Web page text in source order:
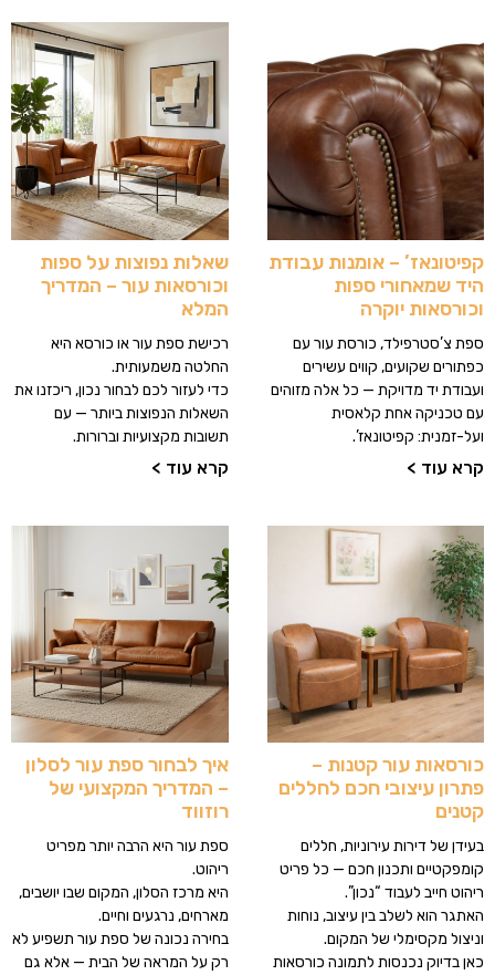
קפיטונאז’ – אומנות עבודת
היד שמאחורי ספות
וכורסאות יוקרה
ספת צ’סטרפילד, כורסת עור עם
כפתורים שקועים, קווים עשירים
ועבודת יד מדויקת — כל אלה מזוהים
עם טכניקה אחת קלאסית
ועל-זמנית: קפיטונאז’.
קרא עוד >
שאלות נפוצות על ספות
וכורסאות עור – המדריך
המלא
רכישת ספת עור או כורסא היא
החלטה משמעותית.
כדי לעזור לכם לבחור נכון, ריכזנו את
השאלות הנפוצות ביותר — עם
תשובות מקצועיות וברורות.
קרא עוד >
כורסאות עור קטנות –
פתרון עיצובי חכם לחללים
קטנים
בעידן של דירות עירוניות, חללים
קומפקטיים ותכנון חכם — כל פריט
ריהוט חייב לעבוד “נכון”.
האתגר הוא לשלב בין עיצוב, נוחות
וניצול מקסימלי של המקום.
כאן בדיוק נכנסות לתמונה כורסאות
איך לבחור ספת עור לסלון
– המדריך המקצועי של
רוזווד
ספת עור היא הרבה יותר מפריט
ריהוט.
היא מרכז הסלון, המקום שבו יושבים,
מארחים, נרגעים וחיים.
בחירה נכונה של ספת עור תשפיע לא
רק על המראה של הבית — אלא גם